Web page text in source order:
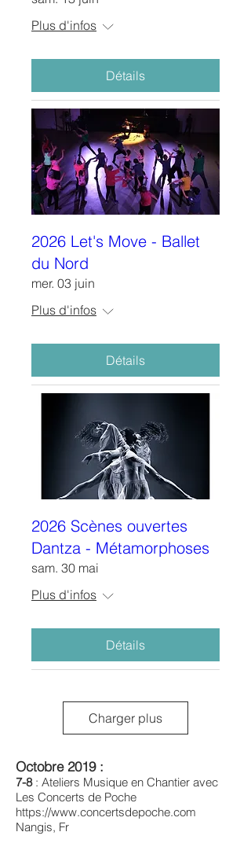
Plus d'infos
Détails
2026 Let's Move - Ballet
du Nord
mer. 03 juin
Plus d'infos
Détails
2026 Scènes ouvertes
Dantza - Métamorphoses
sam. 30 mai
Plus d'infos
Détails
Charger plus
Octobre 2019 :
7-8: Ateliers Musique en Chantier avec
Les Concerts de Poche
https://www.concertsdepoche.com
Nangis, Fr